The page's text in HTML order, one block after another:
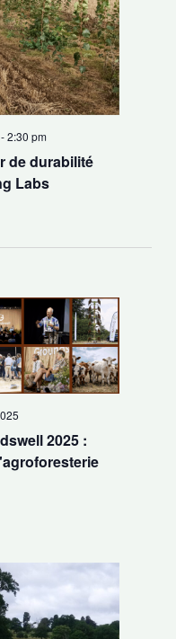
de durabilité
Labs
2:30 pm
2025 :